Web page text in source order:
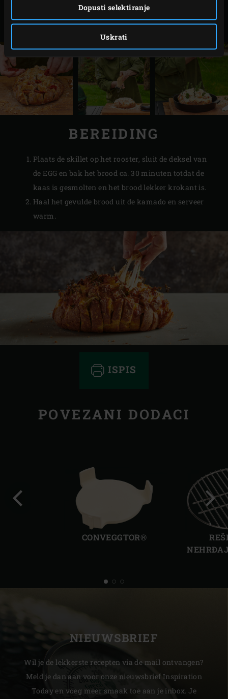
Dopusti selektiranje
Uskrati
inkepingen. Leg het brood in eenkleine skillet
besprenkel met de olijfolie.
BEREIDING
Plaats de skillet op het rooster, sluit de deksel van
de EGG en bak het brood ca. 30 minuten totdat de
kaas is gesmolten en het brood lekker krokant is.
Haal het gevulde brood uit de kamado en serveer
warm.
ISPIS
POVEZANI DODACI
CONVEGGTOR®
slajd
NIEUWSBRIEF
Wil je de lekkerste recepten via de mail ontvangen?
Meld je dan aan voor onze nieuwsbrief Inspiration
Today en voeg meer smaak toe aan je inbox. Je